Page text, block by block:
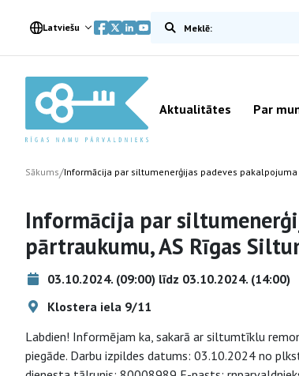
Latviešu Meklēt vietnē
Aktualitātes Par
Sākums/Informācija par siltumenerģijas padeves pakalpojuma
Informācija par
pārtraukumu, AS Rīgas
03.10.2024. (09:00) līdz 03.10.2024. (14:00)
Klostera iela 9/11
Labdien! Informējam ka, sakarā ar siltumtīklu
piegāde. Darbu izpildes datums: 03.10.2024 no